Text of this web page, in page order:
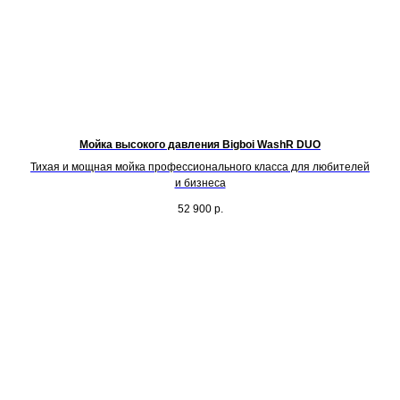
Мойка высокого давления Bigboi WashR DUO
Тихая и мощная мойка профессионального класса для любителей
и бизнеса
52 900 р.